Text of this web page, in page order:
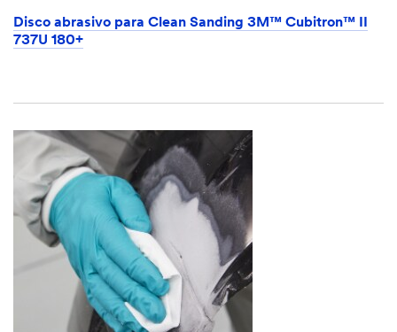
Disco abrasivo para Clean Sanding 3M™ Cubitron™ II
737U 180+